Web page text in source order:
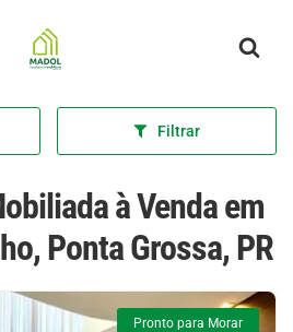
Página inicial
Filtrar
à Venda em
Ponta Grossa, PR
Pronto para Morar